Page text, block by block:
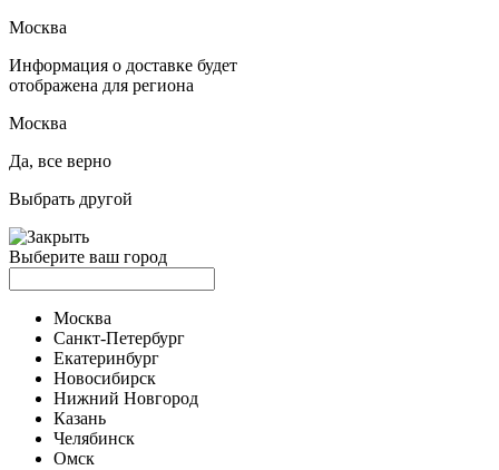
Москва
Информация о доставке будет
отображена для региона
Москва
Да, все верно
Выбрать другой
Выберите ваш город
Москва
Санкт-Петербург
Екатеринбург
Новосибирск
Нижний Новгород
Казань
Челябинск
Омск